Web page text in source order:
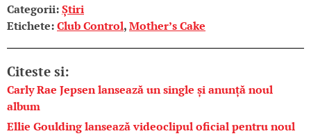
Categorii:Știri
Etichete:Club Control,Mother’s Cake
Citeste si:
Carly Rae Jepsen lansează un single și anunță noul
album
Ellie Goulding lansează videoclipul oficial pentru noul